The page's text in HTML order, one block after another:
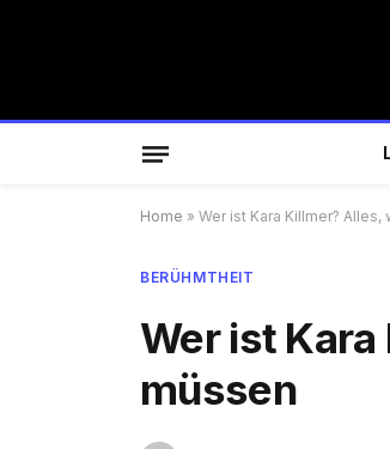
Home » Wer ist Kara Killmer?
BERÜHMTHEIT
Wer ist
müssen